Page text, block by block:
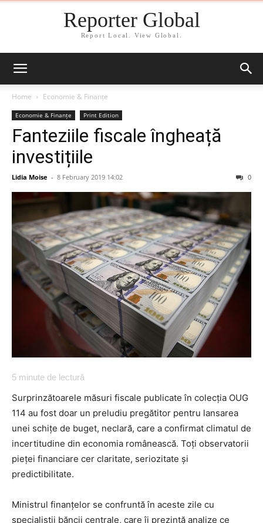
Reporter Global
Report Local. View Global.
Home Economie & Finanțe
Economie & Finanțe Print Edition
Fanteziile fiscale îngheață
investițiile
Lidia Moise - 8 February 2019 14:02 0
5 minute de lectură
Surprinzătoarele măsuri fiscale publicate în colecția OUG
114 au fost doar un preludiu pregătitor pentru lansarea
unei schițe de buget, neclară, care a confirmat climatul de
incertitudine din economia românească. Toți observatorii
pieței financiare cer claritate, seriozitate și
predictibilitate.
Ministrul finanțelor se confruntă în aceste zile cu
specialiștii băncii centrale, care îi prezintă analize ce